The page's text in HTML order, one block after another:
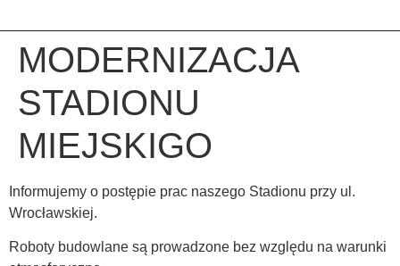
MODERNIZACJA
STADIONU
MIEJSKIGO
Informujemy o postępie prac naszego Stadionu przy ul.
Wrocławskiej.
Roboty budowlane są prowadzone bez względu na warunki